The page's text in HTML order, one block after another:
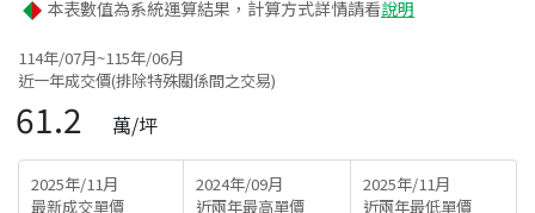
本表數值為系統運算結果，計算方式詳情請看說明
114年/07月~115年/06月
近一年成交價(排除特殊關係間之交易)
61.2 萬/坪
2025年/11月
最新成交單價
2024年/09月
近兩年最高單價
2025年/11月
近兩年最低單價